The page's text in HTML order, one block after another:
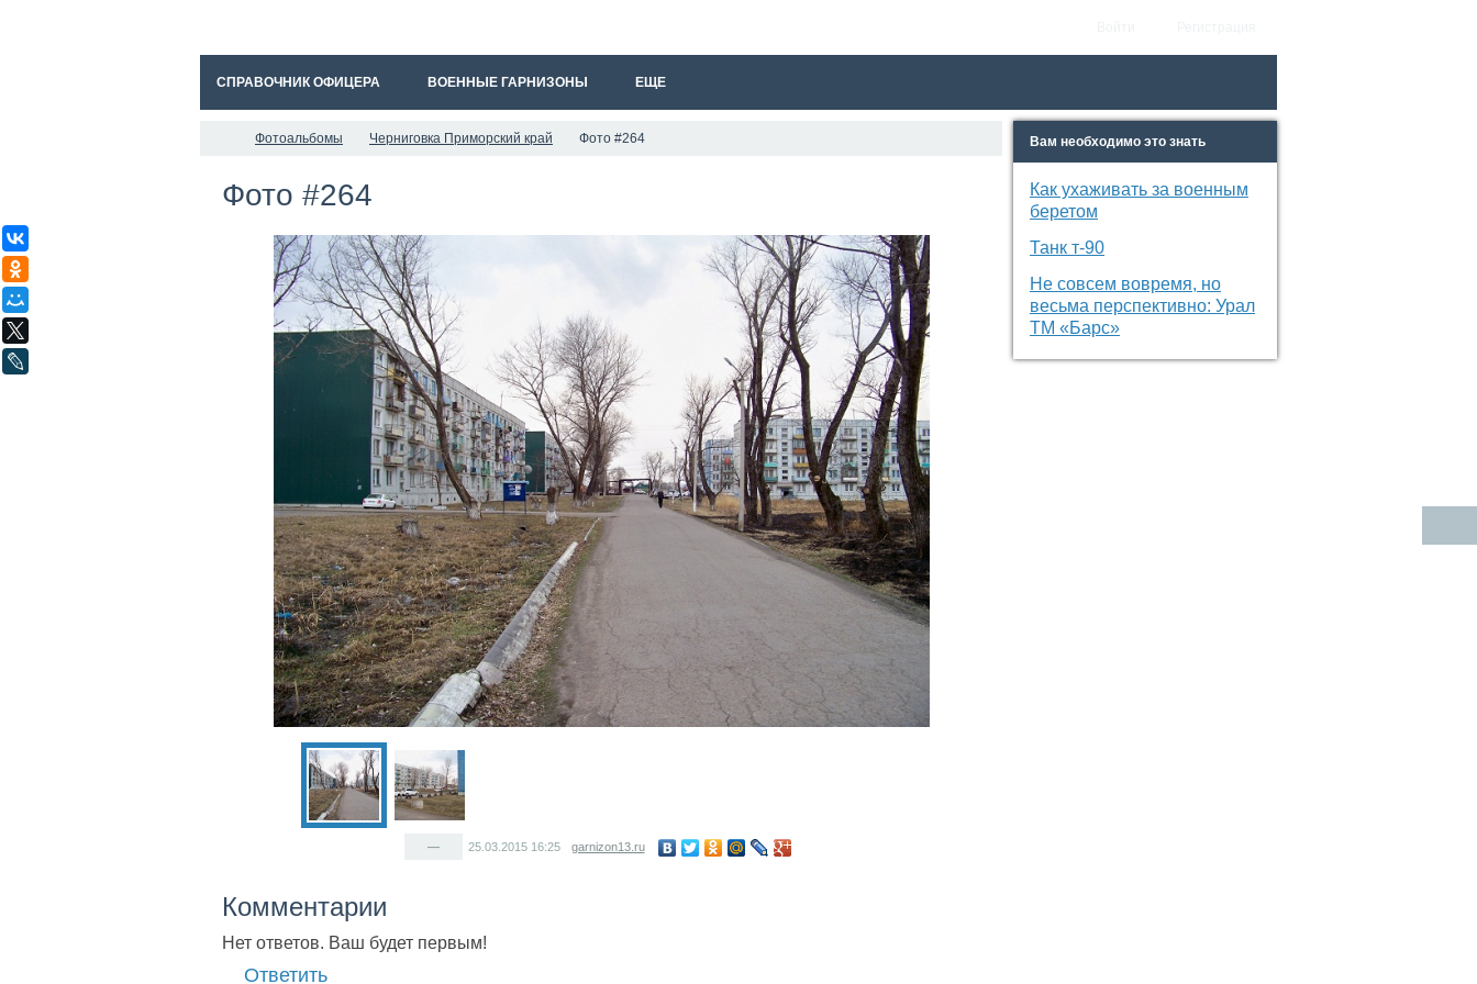
СПРАВОЧНИК ОФИЦЕРА ВОЕННЫЕ ГАРНИЗОНЫ ЕЩЕ
Фотоальбомы Черниговка Приморский край Фото #264
Фото #264
— 25.03.2015 16:25 garnizon13.ru
Комментарии
Нет ответов. Ваш будет первым!
Ответить
Вам необходимо это знать
Как ухаживать за военным
беретом
Танк т-90
Не совсем вовремя, но
весьма перспективно: Урал
ТМ «Барс»